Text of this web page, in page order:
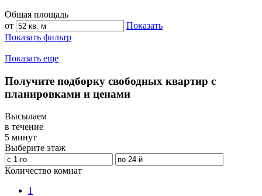
Общая площадь
от
Показать
Показать фильтр
Показать еще
Получите подборку свободных квартир с
планировками и ценами
Высылаем
в течение
5 минут
Выберите этаж
Количество комнат
1